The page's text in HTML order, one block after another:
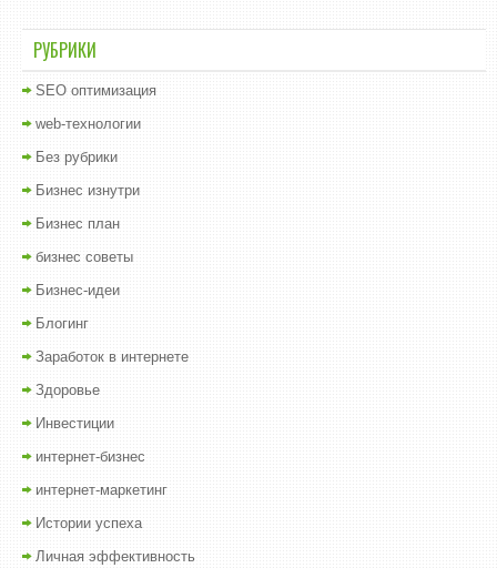
РУБРИКИ
SEO оптимизация
web-технологии
Без рубрики
Бизнес изнутри
Бизнес план
бизнес советы
Бизнес-идеи
Блогинг
Заработок в интернете
Здоровье
Инвестиции
интернет-бизнес
интернет-маркетинг
Истории успеха
Личная эффективность